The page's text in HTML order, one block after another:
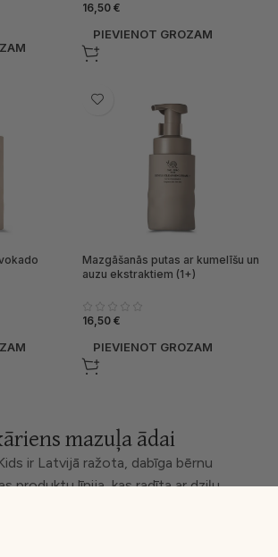
16,50 €
PIEVIENOT GROZAM
Mazgāšanās putas ar kumelīšu un
auzu ekstraktiem (1+)
16,50 €
PIEVIENOT GROZAM
mazuļa ādai
ir Latvijā ražota, dabīga bērnu
produktu līnija, kas radīta ar dziļu